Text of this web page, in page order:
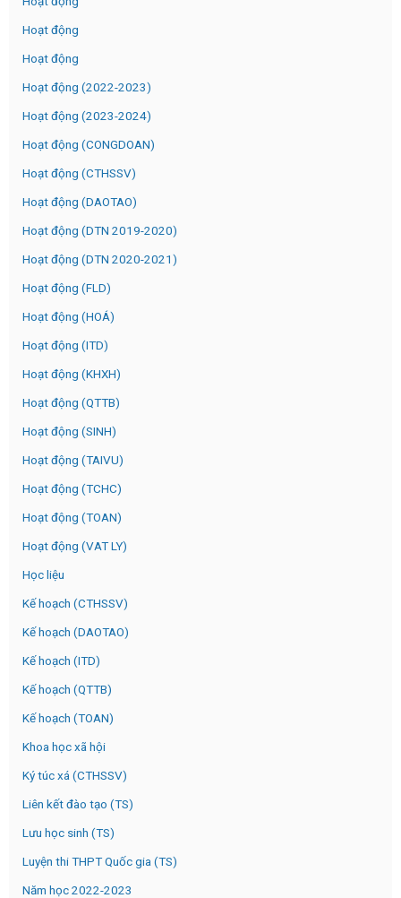
Hoạt động
Hoạt động
Hoạt động (2022-2023)
Hoạt động (2023-2024)
Hoạt động (CONGDOAN)
Hoạt động (CTHSSV)
Hoạt động (DAOTAO)
Hoạt động (DTN 2019-2020)
Hoạt động (DTN 2020-2021)
Hoạt động (FLD)
Hoạt động (HOÁ)
Hoạt động (ITD)
Hoạt động (KHXH)
Hoạt động (QTTB)
Hoạt động (SINH)
Hoạt động (TAIVU)
Hoạt động (TCHC)
Hoạt động (TOAN)
Hoạt động (VAT LY)
Học liệu
Kế hoạch (CTHSSV)
Kế hoạch (DAOTAO)
Kế hoạch (ITD)
Kế hoạch (QTTB)
Kế hoạch (TOAN)
Khoa học xã hội
Ký túc xá (CTHSSV)
Liên kết đào tạo (TS)
Lưu học sinh (TS)
Luyện thi THPT Quốc gia (TS)
Năm học 2022-2023